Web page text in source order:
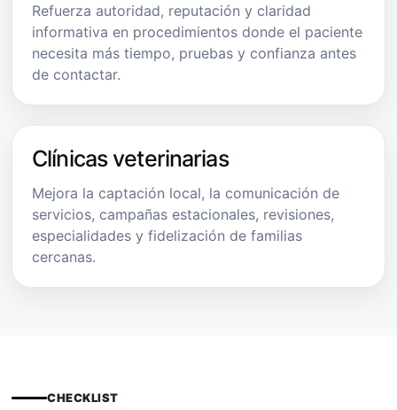
Refuerza autoridad, reputación y claridad
informativa en procedimientos donde el paciente
necesita más tiempo, pruebas y confianza antes
de contactar.
Clínicas veterinarias
Mejora la captación local, la comunicación de
servicios, campañas estacionales, revisiones,
especialidades y fidelización de familias
cercanas.
CHECKLIST